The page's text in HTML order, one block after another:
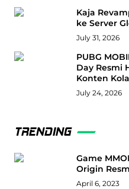
Kaja
ke Server
July 31, 2026
PUBG
Day Resmi
Konten
July 24, 2026
TRENDING
Game
Origin
April 6, 2023